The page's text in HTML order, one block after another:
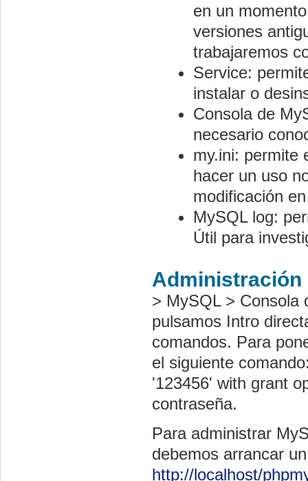
en un
versiones
trabajaremos
Service:
instalar o
Consola de
necesario
my.ini: permite
hacer un uso
modificación
MySQL log:
Útil para
Administración
> MySQL > Consola
pulsamos Intro
comandos. Para
el siguiente
'123456' with grant
contraseña.
Para administrar
debemos arrancar
http://localhost/